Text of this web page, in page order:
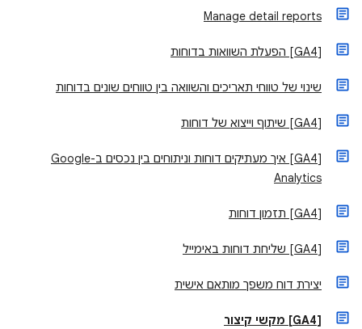
Manage detail reports
‫[GA4] הפעלת השוואות בדוחות
שינוי של טווחי תאריכים והשוואה בין טווחים שונים בדוחות
[GA4] שיתוף וייצוא של דוחות
‫[GA4] איך מעתיקים דוחות וניתוחים בין נכסים ב-Google
Analytics
[GA4] תזמון דוחות
‫[GA4] שליחת דוחות באימייל
יצירת דוח משפך מותאם אישית
‫[GA4] מקשי קיצור